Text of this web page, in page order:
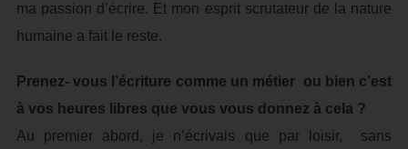
ma passion d’écrire. Et mon esprit scrutateur de la nature
humaine a fait le reste.
Prenez- vous l’écriture comme un métier ou bien c’est
à vos heures libres que vous vous donnez à cela ?
Au premier abord, je n’écrivais que par loisir, sans